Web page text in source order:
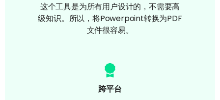
这个工具是为所有用户设计的，不需要高
级知识。所以，将Powerpoint转换为PDF
文件很容易。
跨平台